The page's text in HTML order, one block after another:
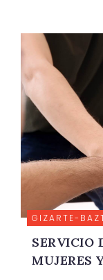
GIZARTE-
SERVICIO
MUJERES